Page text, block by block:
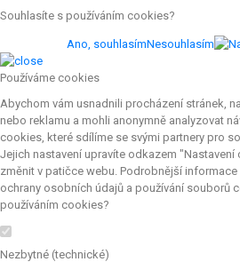
Souhlasíte s používáním cookies?
Ano, souhlasímNesouhlasím
Používáme cookies
Abychom vám usnadnili procházení stránek,
nebo reklamu a mohli anonymně analyzovat
cookies, které sdílíme se svými partnery pro
Jejich nastavení upravíte odkazem
změnit v patičce webu. Podrobnější
ochrany osobních údajů a používání souborů
používáním cookies?
Nezbytné (technické)